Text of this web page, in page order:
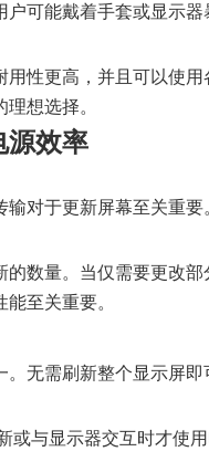
可能戴着手套或显示
性更高，并且可以使
想选择。
源效率
对于更新屏幕至关重
数量。当仅需要更改
至关重要。
无需刷新整个显示屏
或与显示器交互时才使